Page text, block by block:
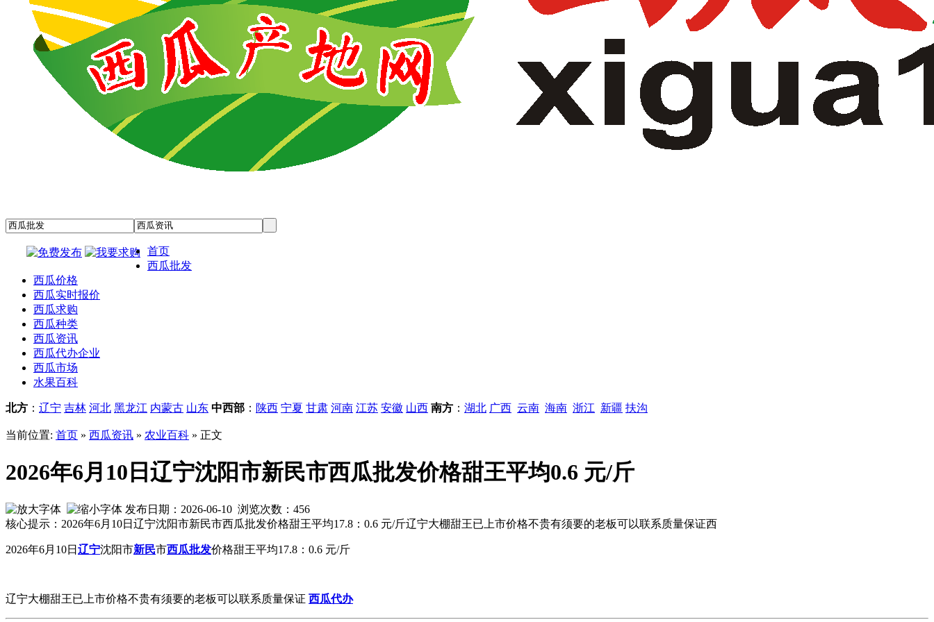
首页
西瓜批发
西瓜价格
西瓜实时报价
西瓜求购
西瓜种类
西瓜资讯
西瓜代办企业
西瓜市场
水果百科
北方 ： 辽宁 吉林 河北 黑龙江 内蒙古 山东 中西部 ： 陕西 宁夏 甘肃 河南 江苏 安徽 山西 南方 ： 湖北 广西 云南 海南 浙江 新疆 扶沟
当前位置: 首页 » 西瓜资讯 » 农业百科 » 正文
2026年6月10日辽宁沈阳市新民市西瓜批发价格甜王平均0.6 元/斤
发布日期：2026-06-10 浏览次数： 456
核心提示：2026年6月10日辽宁沈阳市新民市西瓜批发价格甜王平均17.8：0.6 元/斤辽宁大棚甜王已上市价格不贵有须要的老板可以联系质量保证西
2026年6月10日 辽宁沈阳市新民市西瓜批发价格甜王平均17.8：0.6 元/斤
辽宁大棚甜王已上市价格不贵有须要的老板可以联系质量保证 西瓜代办